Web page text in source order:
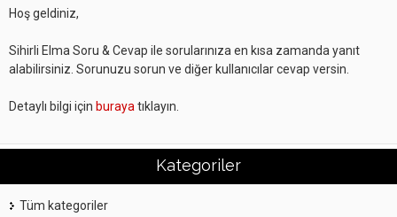
Hoş geldiniz,
Sihirli Elma Soru & Cevap ile sorularınıza en kısa zamanda yanıt
alabilirsiniz. Sorunuzu sorun ve diğer kullanıcılar cevap versin.
Detaylı bilgi için buraya tıklayın.
Kategoriler
Tüm kategoriler